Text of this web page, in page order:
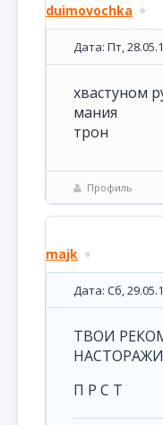
duimovochka
Дата: Пт,
хвастуном
мания
трон
Профиль
majk
Дата: Сб,
ТВОИ
П Р С Т